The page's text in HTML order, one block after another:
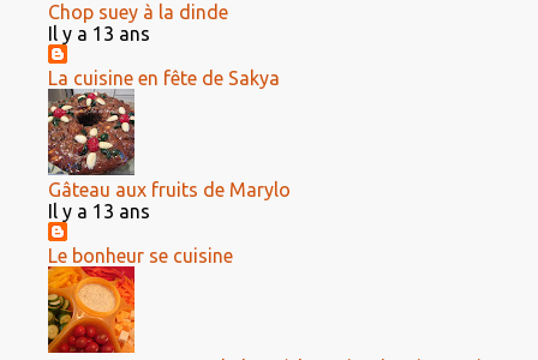
Chop suey à la dinde
Il y a 13 ans
La cuisine en fête de Sakya
Gâteau aux fruits de Marylo
Il y a 13 ans
Le bonheur se cuisine